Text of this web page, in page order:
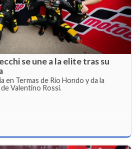
se une a la elite tras su
en Termas de Río Hondo y da la
Valentino Rossi.